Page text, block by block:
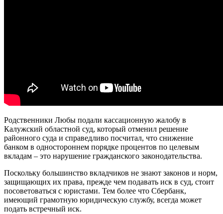
Родственники Любы подали кассационную жалобу в
Калужский областной суд, который отменил решение
районного суда и справедливо посчитал, что снижение
банком в одностороннем порядке процентов по целевым
вкладам – это нарушение гражданского законодательства.
Поскольку большинство вкладчиков не знают законов и норм,
защищающих их права, прежде чем подавать иск в суд, стоит
посоветоваться с юристами. Тем более что Сбербанк,
имеющий грамотную юридическую службу, всегда может
подать встречный иск.